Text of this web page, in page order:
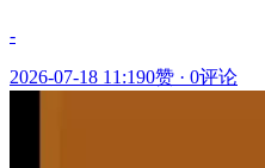
-
2026-07-18 11:190赞 · 0评论